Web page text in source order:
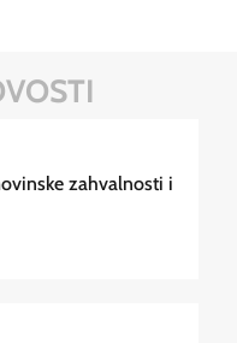
zahvalnosti i